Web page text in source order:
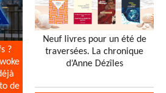
?
de
Neuf livres pour un été de
traversées. La chronique
d’Anne Dézîles